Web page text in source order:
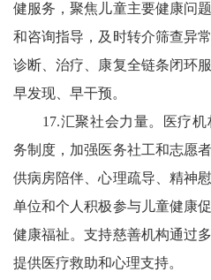
健服务，聚焦儿童主要健康问
和咨询指导，及时转介筛查异
诊断、治疗、康复全链条闭环
早发现、早干预。
17.汇聚社会力量。医疗机
务制度，加强医务社工和志愿
供病房陪伴、心理疏导、精神
单位和个人积极参与儿童健康
健康福祉。支持慈善机构通过
提供医疗救助和心理支持。